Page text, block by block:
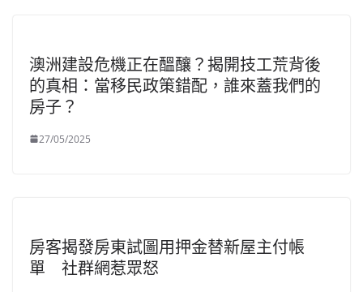
澳洲建設危機正在醞釀？揭開技工荒背後
的真相：當移民政策錯配，誰來蓋我們的
房子？
27/05/2025
房客揭發房東試圖用押金替新屋主付帳
單 社群網惹眾怒